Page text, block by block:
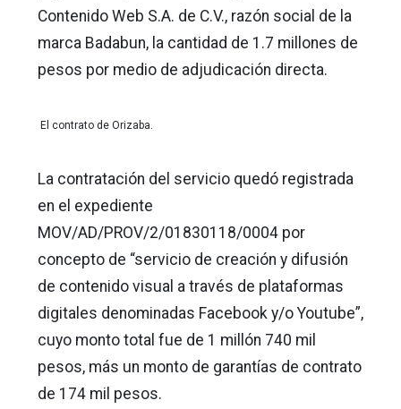
Contenido Web S.A. de C.V., razón social de la
marca Badabun, la cantidad de 1.7 millones de
pesos por medio de adjudicación directa.
El contrato de Orizaba.
La contratación del servicio quedó registrada
en el expediente
MOV/AD/PROV/2/01830118/0004 por
concepto de “servicio de creación y difusión
de contenido visual a través de plataformas
digitales denominadas Facebook y/o Youtube”,
cuyo monto total fue de 1 millón 740 mil
pesos, más un monto de garantías de contrato
de 174 mil pesos.